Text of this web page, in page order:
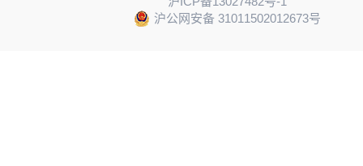
沪公网安备 31011502012673号